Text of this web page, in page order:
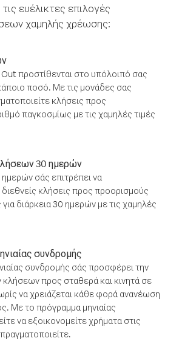
ευέλικτες επιλογές
χαμηλής χρέωσης:
προστίθενται στο υπόλοιπό σας
ποσό. Με τις μονάδες σας
κλήσεις προς
παγκοσμίως με τις χαμηλές τιμές
30 ημερών
σάς επιτρέπει να
κλήσεις προς προορισμούς
διάρκεια 30 ημερών με τις χαμηλές
συνδρομής
συνδρομής σάς προσφέρει την
κλήσεων προς σταθερά και κινητά σε
να χρειάζεται κάθε φορά ανανέωση
Με το πρόγραμμα μηνιαίας
να εξοικονομείτε χρήματα στις